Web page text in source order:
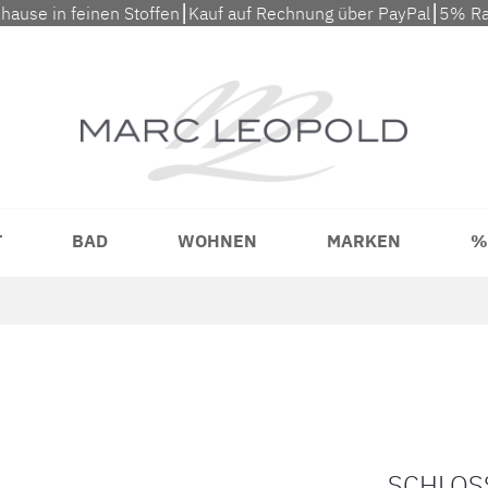
in feinen Stoffen⎮Kauf auf Rechnung über PayPal⎮5%
BAD WOHNEN MARKEN